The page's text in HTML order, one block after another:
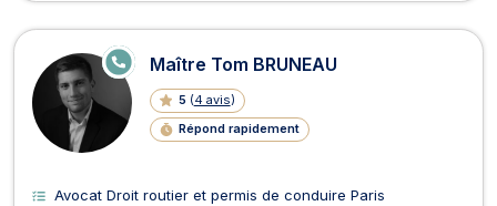
Maître Tom BRUNEAU
5 (4 avis)
Répond rapidement
E
N
N
E
Avocat Droit routier et permis de conduire Paris